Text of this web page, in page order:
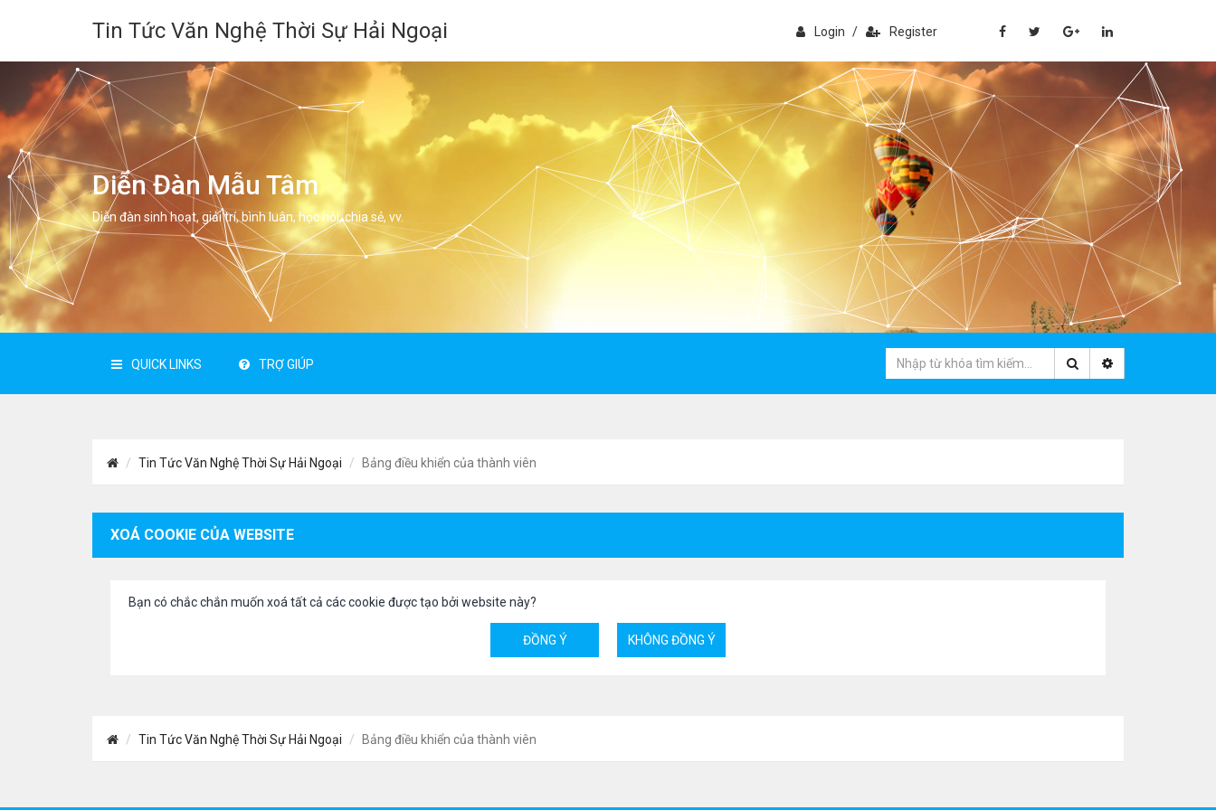
Tin Tức Văn Nghệ Thời Sự Hải Ngoại Login / Register
Diễn Đàn Mẫu Tâm
Diễn đàn sinh hoạt, giải trí, bình luân, học hỏi, chia sẻ, vv.
QUICK LINKS TRỢ GIÚP
Tin Tức Văn Nghệ Thời Sự Hải Ngoại Bảng điều khiển của thành viên
XOÁ COOKIE CỦA WEBSITE
Bạn có chắc chắn muốn xoá tất cả các cookie được tạo bởi website này?
Tin Tức Văn Nghệ Thời Sự Hải Ngoại Bảng điều khiển của thành viên